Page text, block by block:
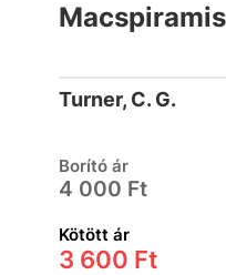
Turner, C. G.
Borító ár
4 000 Ft
Kötött ár
3 600 Ft